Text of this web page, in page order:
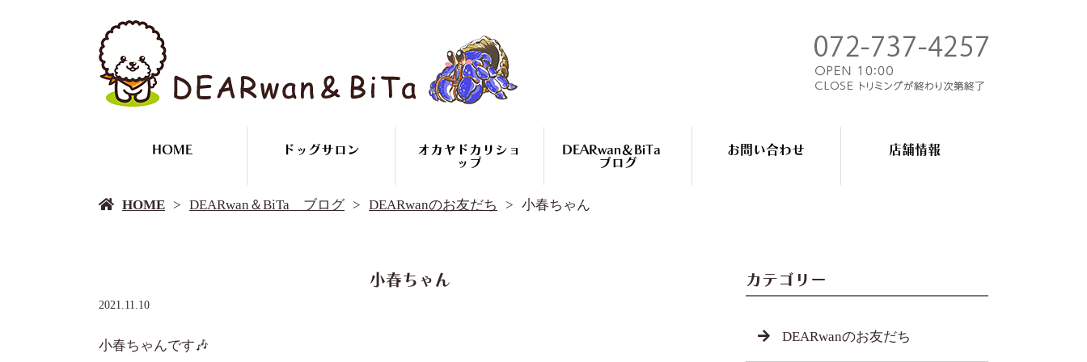
HOME ドッグサロン
オカヤドカリショ
ップ
DEARwan＆BiTa
ブログ
DEARwanのお友だち
コースのご案内
オカヤドカリ
オカヤドカリ繁殖
お問い合わせ 店舗情報
DEARwan＆BiTa ブログ
HOME DEARwan＆BiTa ブログ DEARwanのお友だち 小春ちゃん
小春ちゃん
2021.11.10
小春ちゃんです🎶
カテゴリー
DEARwanのお友だち